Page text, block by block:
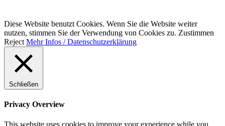
Diese Website benutzt Cookies. Wenn Sie die Website weiter
nutzen, stimmen Sie der Verwendung von Cookies zu. Zustimmen
Reject Mehr Infos / Datenschutzerklärung
Schließen
Privacy Overview
This website uses cookies to improve your experience while you